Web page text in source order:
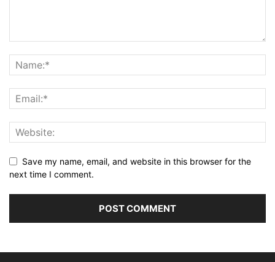
Save my name, email, and website in this browser for the
next time I comment.